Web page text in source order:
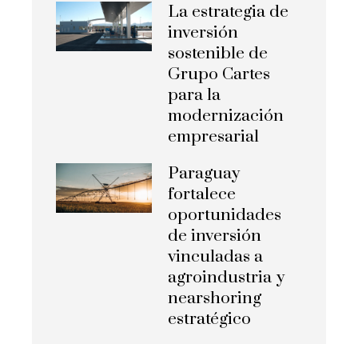
La estrategia de
inversión
sostenible de
Grupo Cartes
para la
modernización
empresarial
Paraguay
fortalece
oportunidades
de inversión
vinculadas a
agroindustria y
nearshoring
estratégico